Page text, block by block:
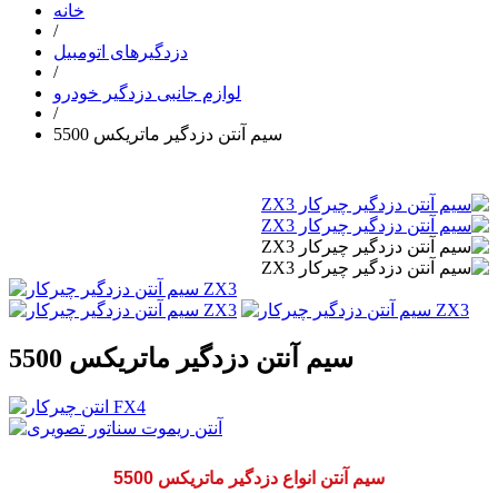
خانه
/
دزدگیرهای اتومبیل
/
لوازم جانبی دزدگیر خودرو
/
سیم آنتن دزدگیر ماتریکس 5500
سیم آنتن دزدگیر ماتریکس 5500
سیم آنتن انواع دزدگیر ماتریکس 5500